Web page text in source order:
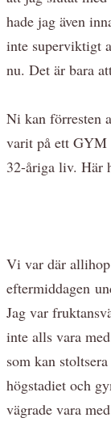
hade jag även
inte superviktigt
nu. Det är bara
Ni kan förresten
varit på ett
32-åriga liv. Här
Vi var där
eftermiddagen
Jag var
inte alls vara
som kan
högstadiet och
vägrade vara